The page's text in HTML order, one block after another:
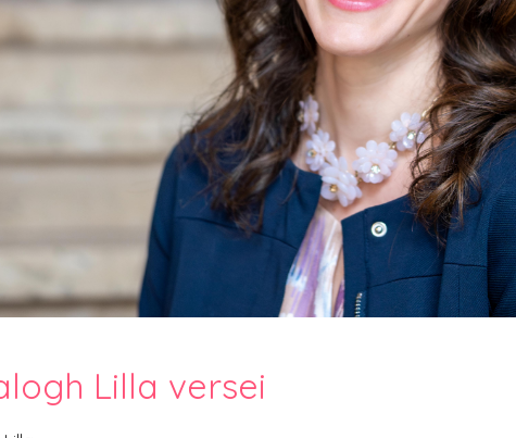
PesText 2021
PesText 2022
PesText 2023
PesText 2024
PesText 2025
+SZIF
HNB
Eronim Mox szakácskönyve
Spoiler
Lilla versei